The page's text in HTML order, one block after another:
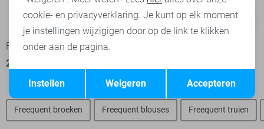
-50%
Freequent Gilet
25,00
-50%
Freequent broeken Freequent blouses Freequent truien
Terug Opslaan
cookie- en privacyverklaring. Je kunt op elk moment
je instellingen wijzigigen door op de link te klikken
onder aan de pagina.
Accepteren
Weigeren
Instellen